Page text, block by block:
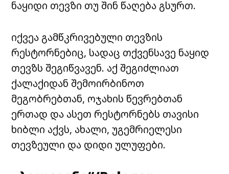
ნაყიდი თევზი თუ შინ წაღება გსურთ.
იქვეა გამწკრივებული თევზის
რესტორნებიც, სადაც თქვენსავე ნაყიდ
თევზს შეგიწვავენ. აქ შეგიძლიათ
ქალაქიდანშემოირბინოთ
მეგობრებთან, ოჯახის წევრებთან
ერთად და ასეთ რესტორნებს თავისი
ხიბლი აქვს, ახალი, უგემრიელესი
თევზეული და დიდი ულუფები.